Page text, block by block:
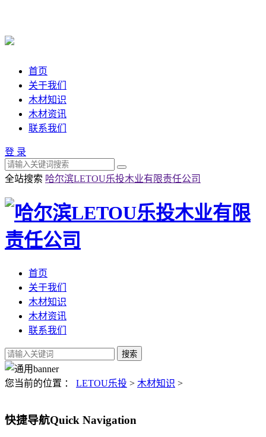
首页
关于我们
木材知识
木材资讯
联系我们
登 录
全站搜索 哈尔滨LETOU乐投木业有限责任公司
首页
关于我们
木材知识
木材资讯
联系我们
您当前的位置 ： LETOU乐投 > 木材知识 >
快捷导航Quick Navigation